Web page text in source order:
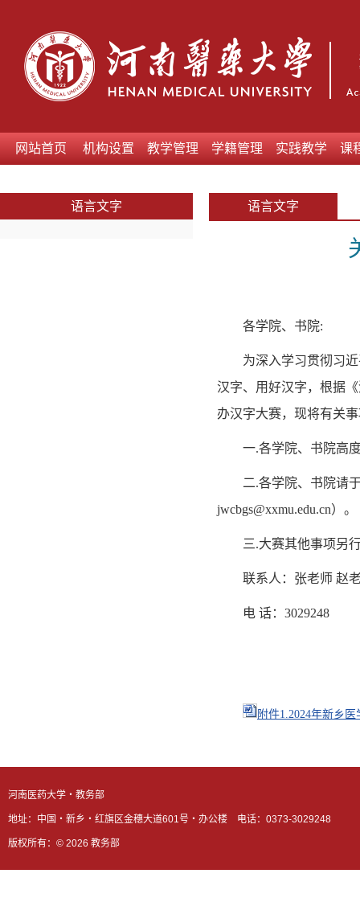
网站首页 机构设置 教学管理 学籍管理 实践教学 课
语言文字 语言文字
各学院、书院:
为深入学习贯彻习
汉字、用好汉字，根据
办汉字大赛，现将有关
一.各学院、书院高
二.各学院、书院请
jwcbgs@xxmu.edu.cn）。
三.大赛其他事项另
联系人：张老师 赵
电 话：3029248
附件1.2024年新乡
河南医药大学・教务部
地址：中国・新乡・红旗区金穗大道601号・办公楼 电话：0373-3029248
版权所有：© 2026 教务部